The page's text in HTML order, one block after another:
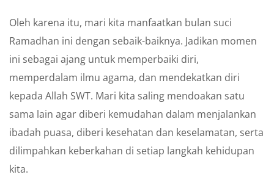
Oleh karena itu, mari kita manfaatkan bulan suci
Ramadhan ini dengan sebaik-baiknya. Jadikan momen
ini sebagai ajang untuk memperbaiki diri,
memperdalam ilmu agama, dan mendekatkan diri
kepada Allah SWT. Mari kita saling mendoakan satu
sama lain agar diberi kemudahan dalam menjalankan
ibadah puasa, diberi kesehatan dan keselamatan, serta
dilimpahkan keberkahan di setiap langkah kehidupan
kita.